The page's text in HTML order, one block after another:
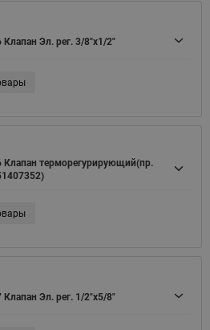
Клапан Эл. рег. 3/8"х1/2"
Клапан терморегурирующий(пр.
Клапан Эл. рег. 1/2"х5/8"